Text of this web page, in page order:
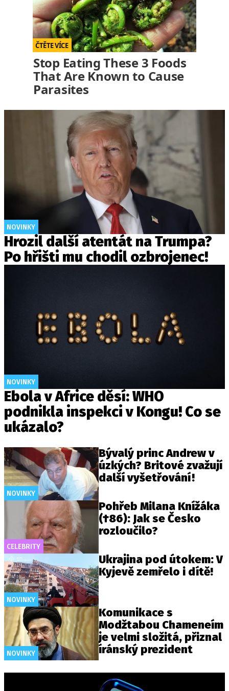
Stop Eating These 3 Foods
That Are Known to Cause
Parasites
NOVINKY
Hrozil další atentát na Trumpa?
Po hřišti mu chodil ozbrojenec!
NOVINKY
Ebola v Africe děsí: WHO
podnikla inspekci v Kongu! Co se
ukázalo?
NOVINKY
Bývalý princ Andrew v
úzkých? Britové zvažují
další vyšetřování!
CELEBRITY
Pohřeb Milana Knížáka
(†86): Jak se Česko
rozloučilo?
NOVINKY
Ukrajina pod útokem: V
Kyjevě zemřelo i dítě!
NOVINKY
Komunikace s
Modžtabou Chameneím
je velmi složitá, přiznal
íránský prezident